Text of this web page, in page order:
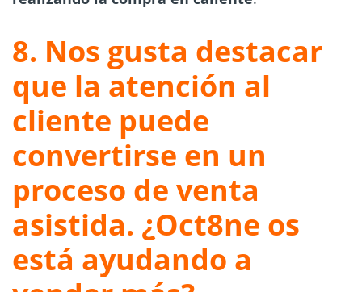
8. Nos gusta destacar
que la atención al
cliente puede
convertirse en un
proceso de venta
asistida. ¿Oct8ne os
está ayudando a